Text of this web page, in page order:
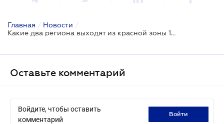
Главная / Новости /
Какие два региона выходят из красной зоны 15 декабря
Оставьте комментарий
Войдите, чтобы оставить
комментарий
войти